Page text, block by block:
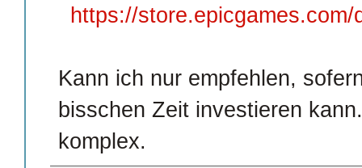
https://
Kann ich nur empfehlen,
bisschen Zeit investieren
komplex.